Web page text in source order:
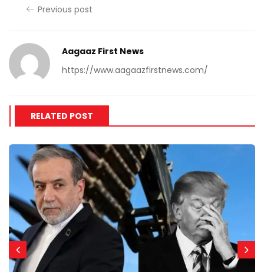
Previous post
Aagaaz First News
https://www.aagaazfirstnews.com/
RELATED POST